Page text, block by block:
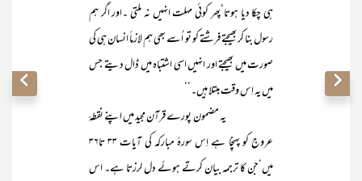
ہی چکا دیا ہوتا‘پھر کوئی مہلت انہیں نہ ملتی ۔اور اگر ہم
رسول بنا کر بھیجتے فرشتے کو تو اُسے بھی ہم لازماً انسان ہی کی
صورت میں بھیجتے اور انہیں اسی اشتباہ میں ڈال دیتے جس
میں یہ اِس وقت مبتلا ہیں۔‘‘
یہ مضمون پورے قرآن مجید میں اپنے نقطۂ
عروج کو پہنچا ہے اِس سورۂ مبارکہ کی آیات ۳۳ تا۳۶
میں‘جن کا ترجمہ بیان کرتے ہوئے دل لرزتا ہے۔ اس